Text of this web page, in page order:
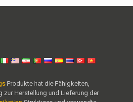
Produkte hat die Fähigkeiten,
zur Herstellung und Lieferung der